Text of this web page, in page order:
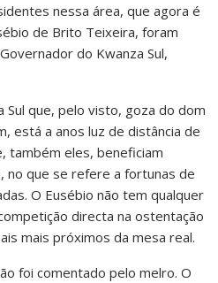
nessa área, que agora é
de Brito Teixeira, foram
do Kwanza Sul,
que, pelo visto, goza do dom
está a anos luz de distância de
também eles, beneficiam
no que se refere a fortunas de
O Eusébio não tem qualquer
directa na ostentação
mais próximos da mesa real.
foi comentado pelo melro. O